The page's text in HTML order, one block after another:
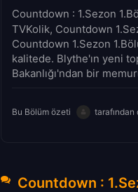
Countdown : 1.Sezon
TVKolik, Countdown
Countdown 1.Sezon
kalitede. Blythe'ın yeni
Bakanlığı'ndan bir
Bu Bölüm özeti tarafından
Countdown :